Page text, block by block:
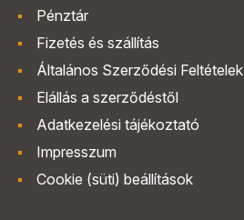
Pénztár
Fizetés és szállítás
Általános Szerződési Feltételek
Elállás a szerződéstől
Adatkezelési tájékoztató
Impresszum
Cookie (süti) beállítások